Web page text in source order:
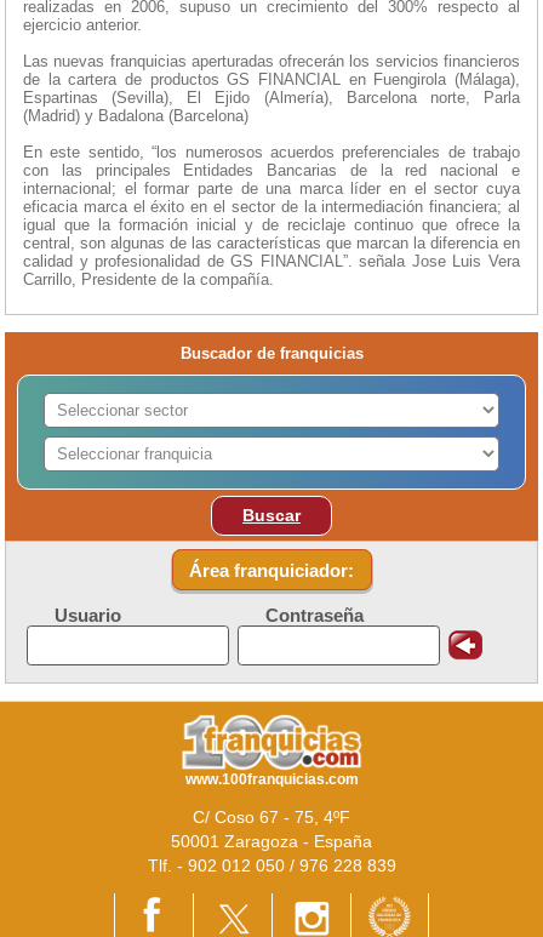
realizadas en 2006, supuso un crecimiento del 300% respecto al
ejercicio anterior.
Las nuevas franquicias aperturadas ofrecerán los servicios financieros
de la cartera de productos GS FINANCIAL en Fuengirola (Málaga),
Espartinas (Sevilla), El Ejido (Almería), Barcelona norte, Parla
(Madrid) y Badalona (Barcelona)
En este sentido, “los numerosos acuerdos preferenciales de trabajo
con las principales Entidades Bancarias de la red nacional e
internacional; el formar parte de una marca líder en el sector cuya
eficacia marca el éxito en el sector de la intermediación financiera; al
igual que la formación inicial y de reciclaje continuo que ofrece la
central, son algunas de las características que marcan la diferencia en
calidad y profesionalidad de GS FINANCIAL”. señala Jose Luis Vera
Carrillo, Presidente de la compañía.
Buscador de franquicias
Buscar
Área franquiciador:
Usuario Contraseña
www.100franquicias.com
C/ Coso 67 - 75, 4ºF
50001 Zaragoza - España
Tlf. - 902 012 050 / 976 228 839